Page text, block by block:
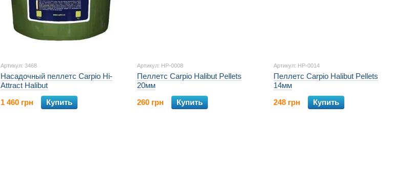
Артикул: 3468
Насадочный пеллетс Carpio Hi-
Attract Halibut
1 460 грн
Купить
Артикул: HP-0008
Пеллетс Carpio Halibut Pellets
20мм
260 грн
Купить
Артикул: HP-0014
Пеллетс Carpio Halibut Pellets
14мм
248 грн
Купить